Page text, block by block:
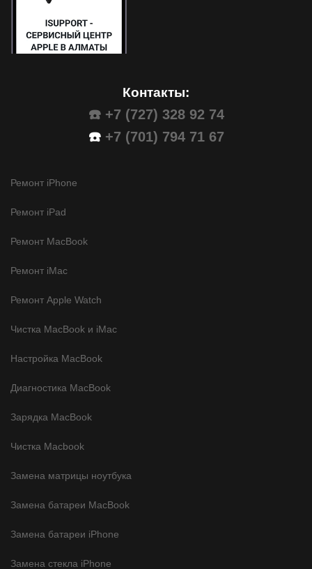
Контакты:
☎️ +7 (727) 328 92 74
☎️ +7 (701) 794 71 67
Ремонт iPhone
Ремонт iPad
Ремонт MacBook
Ремонт iMac
Ремонт Apple Watch
Чистка MacBook и iMac
Настройка MacBook
Диагностика MacBook
Зарядка MacBook
Чистка Macbook
Замена матрицы ноутбука
Замена батареи MacBook
Замена батареи iPhone
Замена стекла iPhone